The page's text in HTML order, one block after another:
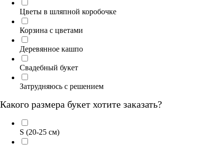
Цветы в шляпной коробочке
Корзина с цветами
Деревянное кашпо
Свадебный букет
Затрудняюсь с решением
Какого размера букет хотите заказать?
S (20-25 см)